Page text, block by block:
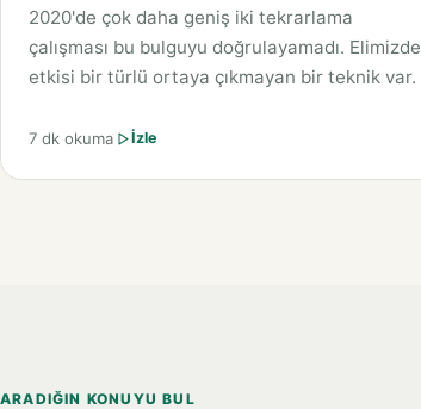
2020'de çok daha geniş iki tekrarlama
çalışması bu bulguyu doğrulayamadı. Elimizde
etkisi bir türlü ortaya çıkmayan bir teknik var.
7 dk okuma İzle
ARADIĞIN KONUYU BUL